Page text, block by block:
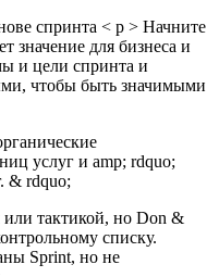
спринта < p > Начните
значение для бизнеса и
и цели спринта и
чтобы быть значимыми
услуг и amp; rdquo;
& rdquo;
или тактикой, но Don &
списку.
Sprint, но не